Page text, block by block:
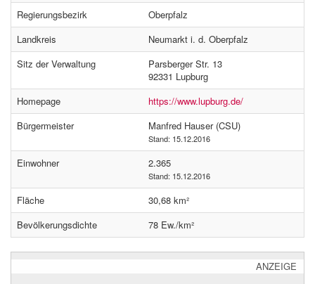
Regierungsbezirk
Oberpfalz
Landkreis
Neumarkt i. d. Oberpfalz
Sitz der Verwaltung
Parsberger Str. 13
92331 Lupburg
Homepage
https://www.lupburg.de/
Bürgermeister
Manfred Hauser (CSU)
Stand: 15.12.2016
Einwohner 2.365
Stand: 15.12.2016
Fläche
30,68 km²
Bevölkerungsdichte
78 Ew./km²
ANZEIGE